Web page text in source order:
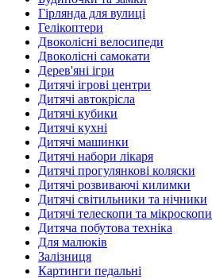
Гірлянда для вулиці
Гелікоптери
Двоколісні велосипеди
Двоколісні самокати
Дерев'яні ігри
Дитячі ігрові центри
Дитячі автокрісла
Дитячі кубики
Дитячі кухні
Дитячі машинки
Дитячі набори лікаря
Дитячі прогулянкові коляски
Дитячі розвиваючі килимки
Дитячі світильники та нічники
Дитячі телескопи та мікроскопи
Дитяча побутова техніка
Для малюків
Залізниця
Картинги педальні